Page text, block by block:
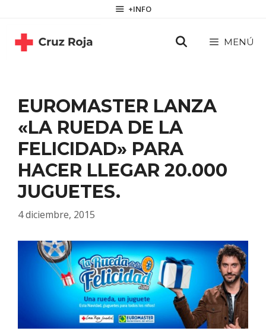
contenido
+INFO
MENÚ
EUROMASTER LANZA
«LA RUEDA DE LA
FELICIDAD» PARA
HACER LLEGAR 20.000
JUGUETES.
4 diciembre, 2015